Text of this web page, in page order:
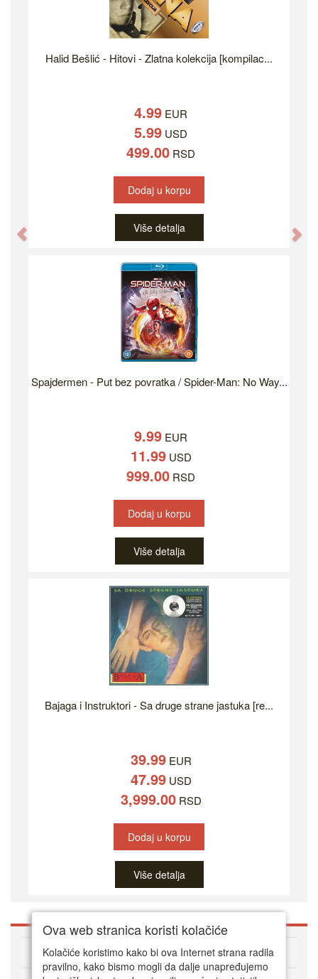
Halid Bešlić - Hitovi - Zlatna kolekcija [kompilac...
4.99 EUR
5.99 USD
499.00 RSD
Dodaj u korpu
Više detalja
Spajdermen - Put bez povratka / Spider-Man: No Way...
9.99 EUR
11.99USD
999.00 RSD
Dodaj u korpu
Više detalja
Bajaga i Instruktori - Sa druge strane jastuka [re...
39.99EUR
47.99USD
3,999.00RSD
Dodaj u korpu
Više detalja
O DVD Zoni
Ova web stranica koristi kolačiće
Kolačiće koristimo kako bi ova Internet strana radila
pravilno, kako bismo mogli da dalje unapređujemo